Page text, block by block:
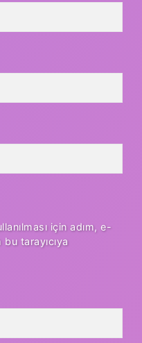
için adım, e-
tarayıcıya